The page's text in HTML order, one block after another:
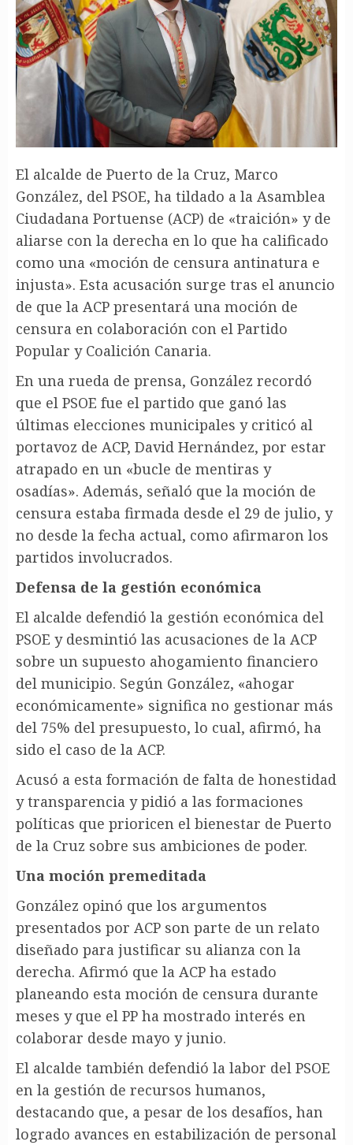
El alcalde de Puerto de la Cruz, Marco
González, del PSOE, ha tildado a la Asamblea
Ciudadana Portuense (ACP) de «traición» y de
aliarse con la derecha en lo que ha calificado
como una «moción de censura antinatura e
injusta». Esta acusación surge tras el anuncio
de que la ACP presentará una moción de
censura en colaboración con el Partido
Popular y Coalición Canaria.
En una rueda de prensa, González recordó
que el PSOE fue el partido que ganó las
últimas elecciones municipales y criticó al
portavoz de ACP, David Hernández, por estar
atrapado en un «bucle de mentiras y
osadías». Además, señaló que la moción de
censura estaba firmada desde el 29 de julio, y
no desde la fecha actual, como afirmaron los
partidos involucrados.
Defensa de la gestión económica
El alcalde defendió la gestión económica del
PSOE y desmintió las acusaciones de la ACP
sobre un supuesto ahogamiento financiero
del municipio. Según González, «ahogar
económicamente» significa no gestionar más
del 75% del presupuesto, lo cual, afirmó, ha
sido el caso de la ACP.
Acusó a esta formación de falta de honestidad
y transparencia y pidió a las formaciones
políticas que prioricen el bienestar de Puerto
de la Cruz sobre sus ambiciones de poder.
Una moción premeditada
González opinó que los argumentos
presentados por ACP son parte de un relato
diseñado para justificar su alianza con la
derecha. Afirmó que la ACP ha estado
planeando esta moción de censura durante
meses y que el PP ha mostrado interés en
colaborar desde mayo y junio.
El alcalde también defendió la labor del PSOE
en la gestión de recursos humanos,
destacando que, a pesar de los desafíos, han
logrado avances en estabilización de personal